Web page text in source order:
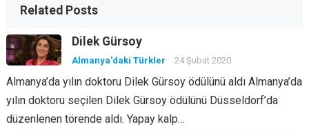
Related Posts
Dilek Gürsoy
Almanya'daki Türkler 24 Şubat 2020
Almanya’da yılın doktoru Dilek Gürsoy ödülünü aldı Almanya’da
yılın doktoru seçilen Dilek Gürsoy ödülünü Düsseldorf’da
düzenlenen törende aldı. Yapay kalp…